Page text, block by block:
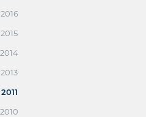
2016
2015
2014
2013
2011
2010